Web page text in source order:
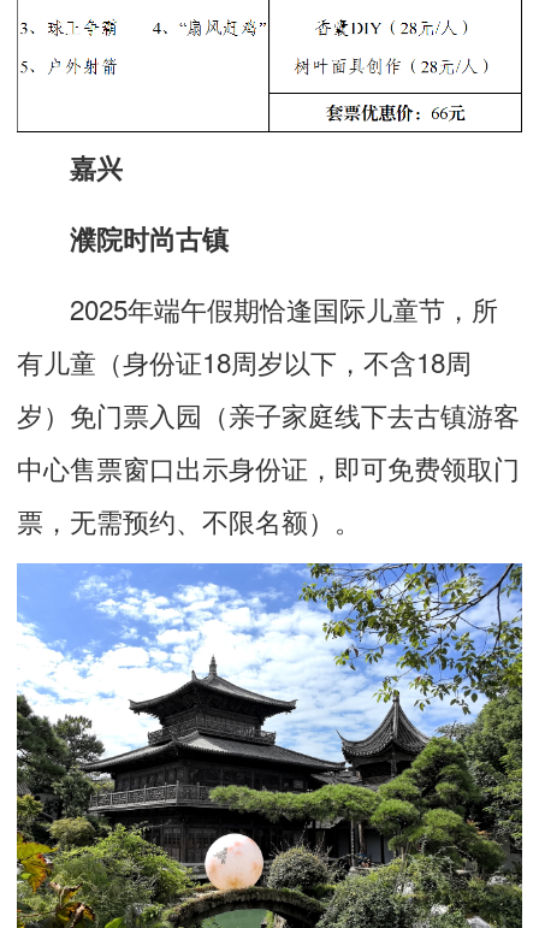
嘉兴
濮院时尚古镇
2025年端午假期恰逢国际儿童节，所
有儿童（身份证18周岁以下，不含18周
岁）免门票入园（亲子家庭线下去古镇游客
中心售票窗口出示身份证，即可免费领取门
票，无需预约、不限名额）。